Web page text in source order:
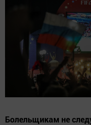
Болельщикам не